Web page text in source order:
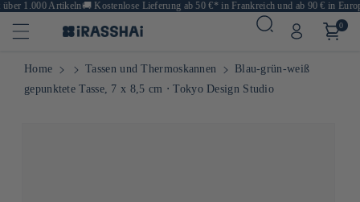
1.000 Artikeln🚚Kostenlose Lieferung ab 50 €* in Frankreich und ab 90 € in
0
Home Tassen und Thermoskannen
Blau-grün-weiß
gepunktete Tasse, 7 x 8,5 cm ⋅ Tokyo Design Studio